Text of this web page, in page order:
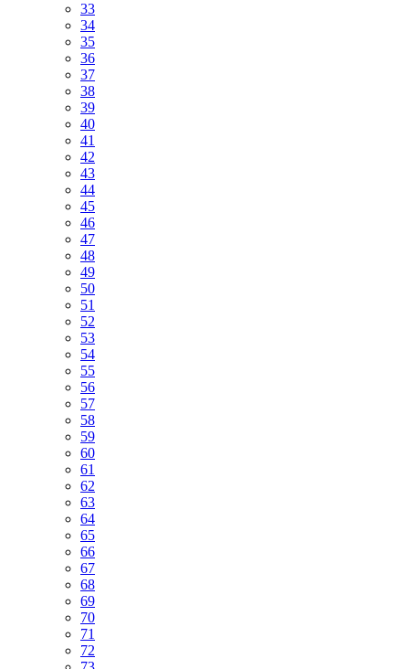
33
34
35
36
37
38
39
40
41
42
43
44
45
46
47
48
49
50
51
52
53
54
55
56
57
58
59
60
61
62
63
64
65
66
67
68
69
70
71
72